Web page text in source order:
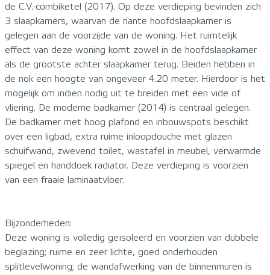
de C.V.-combiketel (2017). Op deze verdieping bevinden zich
3 slaapkamers, waarvan de riante hoofdslaapkamer is
gelegen aan de voorzijde van de woning. Het ruimtelijk
effect van deze woning komt zowel in de hoofdslaapkamer
als de grootste achter slaapkamer terug. Beiden hebben in
de nok een hoogte van ongeveer 4.20 meter. Hierdoor is het
mogelijk om indien nodig uit te breiden met een vide of
vliering. De moderne badkamer (2014) is centraal gelegen.
De badkamer met hoog plafond en inbouwspots beschikt
over een ligbad, extra ruime inloopdouche met glazen
schuifwand, zwevend toilet, wastafel in meubel, verwarmde
spiegel en handdoek radiator. Deze verdieping is voorzien
van een fraaie laminaatvloer.
Bijzonderheden:
Deze woning is volledig geïsoleerd en voorzien van dubbele
beglazing; ruime en zeer lichte, goed onderhouden
splitlevelwoning; de wandafwerking van de binnenmuren is